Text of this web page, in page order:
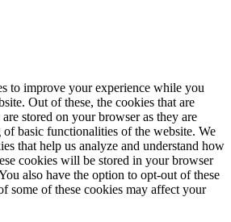
to improve your experience while you
Out of these, the cookies that are
are stored on your browser as they are
basic functionalities of the website. We
that help us analyze and understand how
cookies will be stored in your browser
also have the option to opt-out of these
some of these cookies may affect your